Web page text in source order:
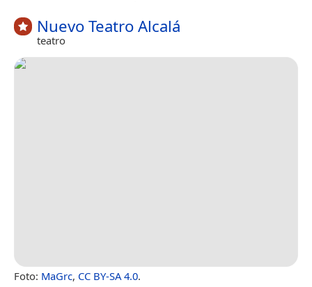
Nuevo Teatro Alcalá
teatro
Foto: MaGrc, CC BY-SA 4.0.